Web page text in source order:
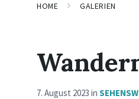
HOME GALERIEN
7. August 2023 in